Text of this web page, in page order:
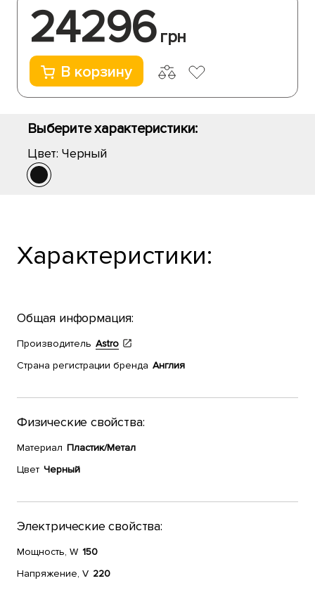
24296 грн
В корзину
Выберите характеристики:
Цвет: Черный
Характеристики:
Общая информация:
Производитель Astro
Страна регистрации бренда Англия
Физические свойства:
Материал Пластик/Метал
Цвет Черный
Электрические свойства:
Мощность, W 150
Напряжение, V 220